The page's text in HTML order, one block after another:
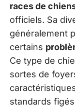
races de
officiels. Sa
généralement
certains
Ce type de
sortes de
standards